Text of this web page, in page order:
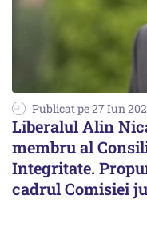
Publicat pe 27 Iun
Liberalul Alin
membru al
Integritate.
cadrul Comisiei